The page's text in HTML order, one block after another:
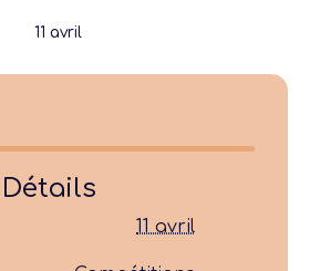
11 avril
Détails
11 avril